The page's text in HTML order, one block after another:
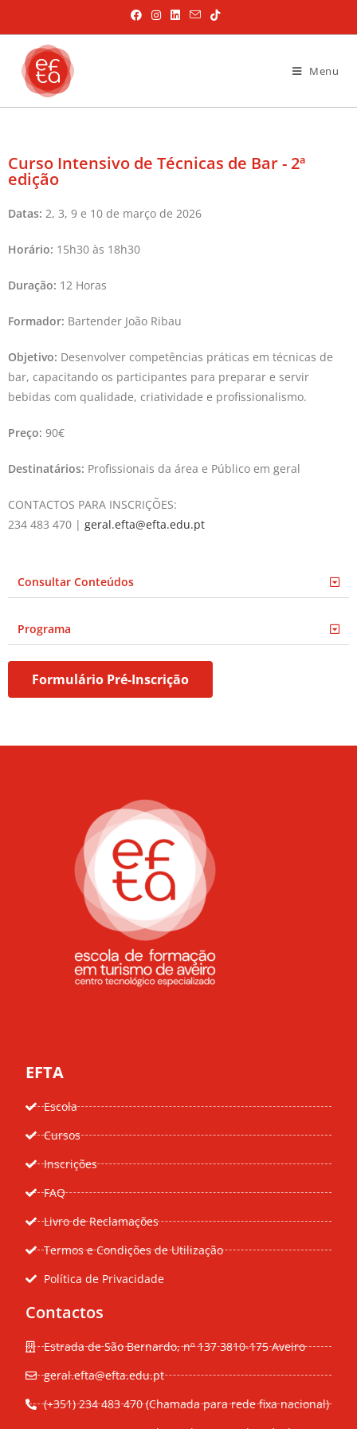
Menu
Curso Intensivo de Técnicas de Bar - 2ª
edição
Datas: 2, 3, 9 e 10 de março de 2026
Horário: 15h30 às 18h30
Duração: 12 Horas
Formador: Bartender João Ribau
Objetivo: Desenvolver competências práticas em técnicas de
bar, capacitando os participantes para preparar e servir
bebidas com qualidade, criatividade e profissionalismo.
Preço: 90€
Destinatários: Profissionais da área e Público em geral
CONTACTOS PARA INSCRIÇÕES:
234 483 470 | geral.efta@efta.edu.pt
Consultar Conteúdos
Programa
Formulário Pré-Inscrição
EFTA
Escola
Cursos
Inscrições
FAQ
Livro de Reclamações
Termos e Condições de Utilização
Política de Privacidade
Contactos
Estrada de São Bernardo, nº 137 3810-175 Aveiro
geral.efta@efta.edu.pt
(+351) 234 483 470 (Chamada para rede fixa nacional)